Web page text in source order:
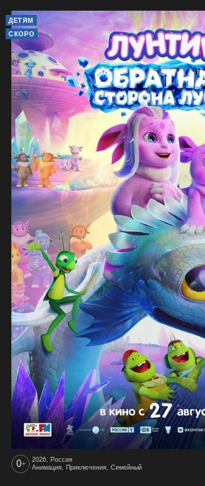
ДЕТЯМ
СКОРО
0+
2026, Россия
Анимация, Приключения, Семейный